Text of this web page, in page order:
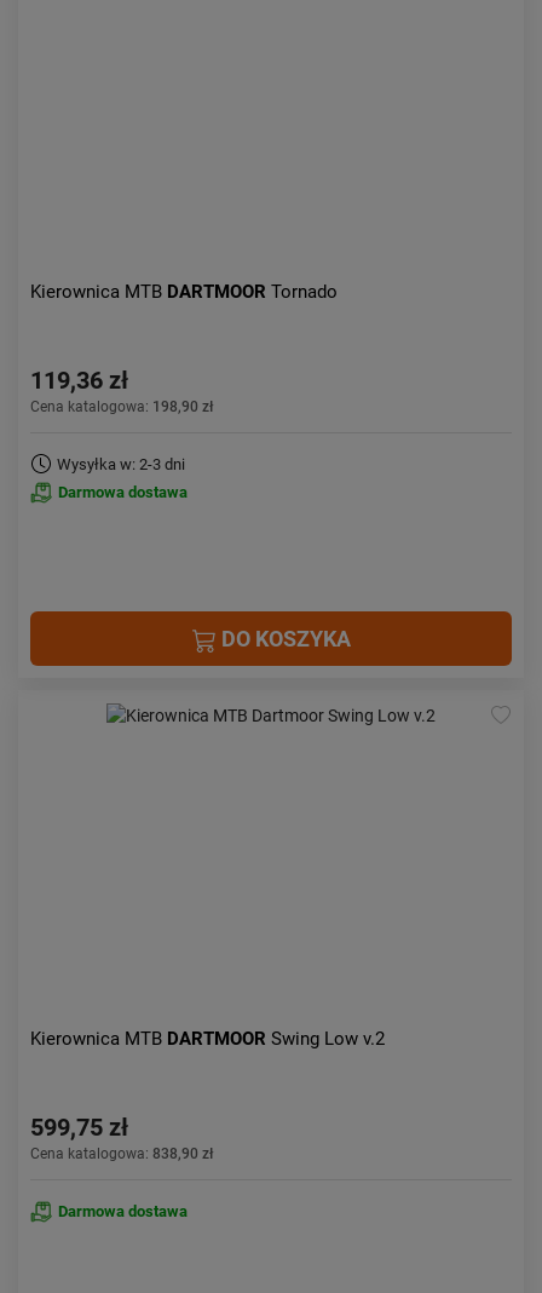
Kierownica MTB DARTMOOR Tornado
119,36 zł
Cena katalogowa: 198,90 zł
Wysyłka w: 2-3 dni
Darmowa dostawa
DO KOSZYKA
Kierownica MTB DARTMOOR Swing Low v.2
599,75 zł
Cena katalogowa: 838,90 zł
Darmowa dostawa